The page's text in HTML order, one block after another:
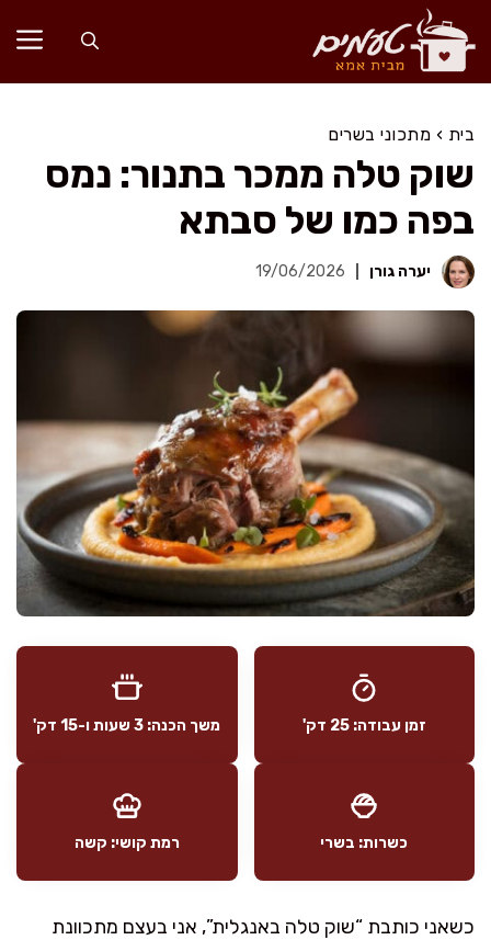
לדלג
לתוכן
בית › מתכוני בשרים
שוק טלה ממכר בתנור: נמס
בפה כמו של סבתא
יערה גורן 19/06/2026
זמן עבודה: 25 דק' משך הכנה: 3 שעות ו-15 דק'
כשרות: בשרי רמת קושי: קשה
כשאני כותבת “שוק טלה באנגלית”, אני בעצם מתכוונת